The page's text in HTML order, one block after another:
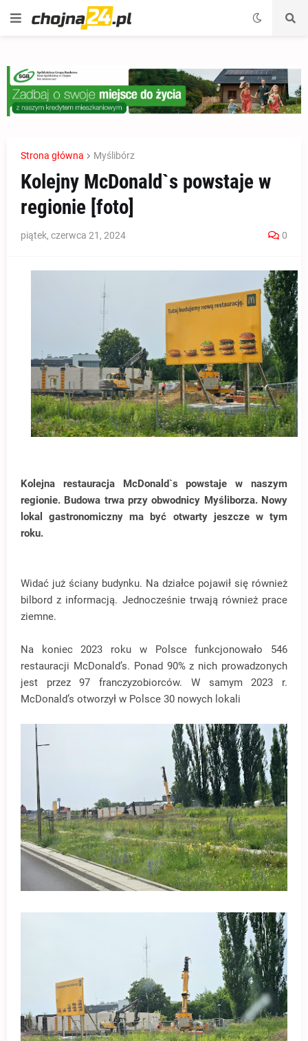
Strona główna Myślibórz
Kolejny McDonald`s powstaje w
regionie [foto]
piątek, czerwca 21, 2024 0
Kolejna restauracja McDonald`s powstaje w naszym
regionie. Budowa trwa przy obwodnicy Myśliborza. Nowy
lokal gastronomiczny ma być otwarty jeszcze w tym
roku.
Widać już ściany budynku. Na działce pojawił się również
bilbord z informacją. Jednocześnie trwają również prace
ziemne.
Na koniec 2023 roku w Polsce funkcjonowało 546
restauracji McDonald’s. Ponad 90% z nich prowadzonych
jest przez 97 franczyzobiorców. W samym 2023 r.
McDonald’s otworzył w Polsce 30 nowych lokali